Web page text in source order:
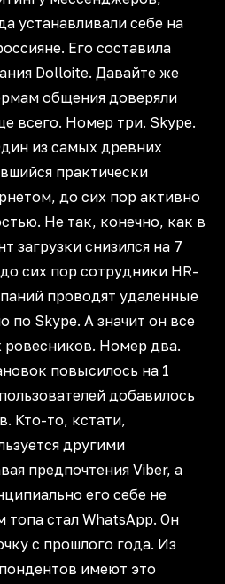
устанавливали себе на
Его составила
Dolloite. Давайте же
общения доверяли
всего. Номер три. Skype.
из самых древних
практически
до сих пор активно
Не так, конечно, как в
загрузки снизился на 7
сих пор сотрудники HR-
проводят удаленные
по Skype. А значит он все
Номер два.
повысилось на 1
добавилось
Кто-то, кстати,
другими
предпочтения Viber, а
его себе не
топа стал WhatsApp. Он
с прошлого года. Из
имеют это